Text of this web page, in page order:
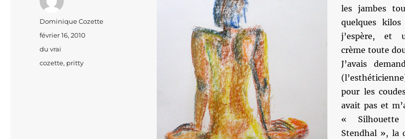
les jambes
quelques
j’espère, et
crème toute
J’avais
pour les
avait pas et
«
Stendhal », la
Auteur
Dominique Cozette
Publié
le
février 16, 2010
Catégories
du vrai
Étiquettes
cozette, pritty